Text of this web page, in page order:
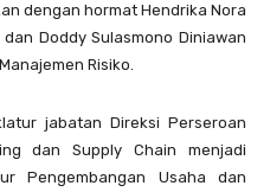
dengan hormat Hendrika Nora
Doddy Sulasmono Diniawan
Risiko.
jabatan Direksi Perseroan
dan Supply Chain menjadi
Pengembangan Usaha dan